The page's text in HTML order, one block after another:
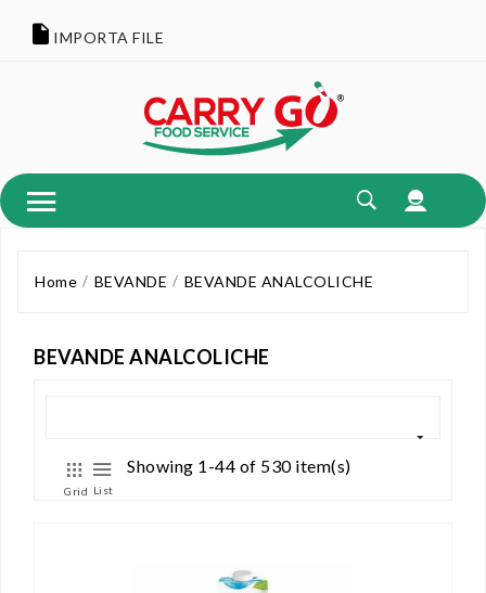
IMPORTA FILE
Home BEVANDE BEVANDE ANALCOLICHE
BEVANDE ANALCOLICHE
Grid List
Showing 1-44 of 530 item(s)